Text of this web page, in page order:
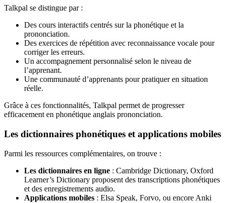
Talkpal se distingue par :
Des cours interactifs centrés sur la phonétique et la
prononciation.
Des exercices de répétition avec reconnaissance vocale pour
corriger les erreurs.
Un accompagnement personnalisé selon le niveau de
l’apprenant.
Une communauté d’apprenants pour pratiquer en situation
réelle.
Grâce à ces fonctionnalités, Talkpal permet de progresser
efficacement en phonétique anglais prononciation.
Les dictionnaires phonétiques et applications mobiles
Parmi les ressources complémentaires, on trouve :
Les dictionnaires en ligne : Cambridge Dictionary, Oxford
Learner’s Dictionary proposent des transcriptions phonétiques
et des enregistrements audio.
Applications mobiles : Elsa Speak, Forvo, ou encore Anki